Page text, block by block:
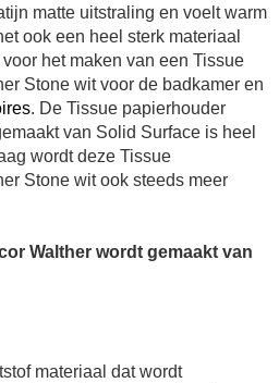
matte uitstraling en voelt warm
ook een heel sterk materiaal
het maken van een Tissue
Stone wit voor de badkamer en
. De Tissue papierhouder
van Solid Surface is heel
wordt deze Tissue
Stone witook steeds meer
Walther wordt gemaakt van
materiaal dat wordt